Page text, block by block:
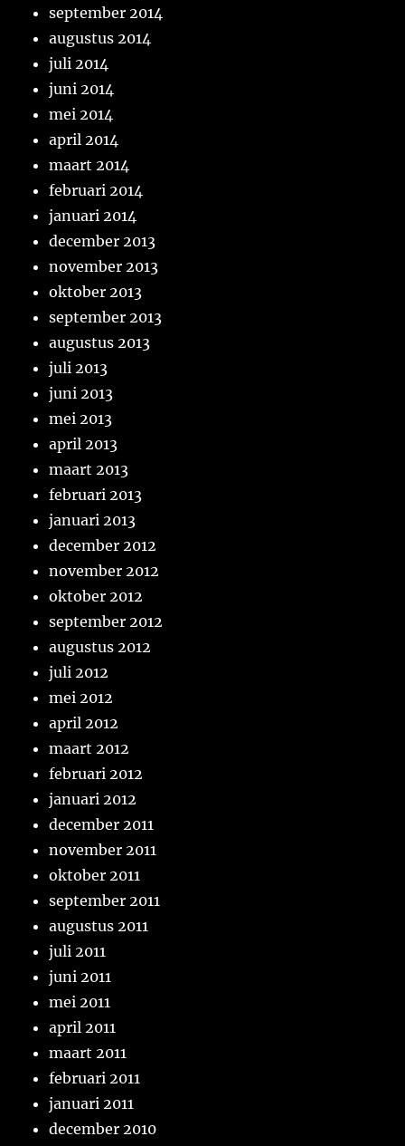
september 2014
augustus 2014
juli 2014
juni 2014
mei 2014
april 2014
maart 2014
februari 2014
januari 2014
december 2013
november 2013
oktober 2013
september 2013
augustus 2013
juli 2013
juni 2013
mei 2013
april 2013
maart 2013
februari 2013
januari 2013
december 2012
november 2012
oktober 2012
september 2012
augustus 2012
juli 2012
mei 2012
april 2012
maart 2012
februari 2012
januari 2012
december 2011
november 2011
oktober 2011
september 2011
augustus 2011
juli 2011
juni 2011
mei 2011
april 2011
maart 2011
februari 2011
januari 2011
december 2010